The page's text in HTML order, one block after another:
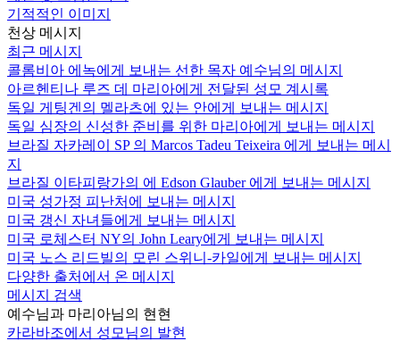
기적적인 이미지
천상 메시지
최근 메시지
콜롬비아 에녹에게 보내는 선한 목자 예수님의 메시지
아르헨티나 루즈 데 마리아에게 전달된 성모 계시록
독일 게팅겐의 멜라츠에 있는 안에게 보내는 메시지
독일 심장의 신성한 준비를 위한 마리아에게 보내는 메시지
브라질 자카레이 SP 의 Marcos Tadeu Teixeira 에게 보내는 메시
지
브라질 이타피랑가의 에 Edson Glauber 에게 보내는 메시지
미국 성가정 피난처에 보내는 메시지
미국 갱신 자녀들에게 보내는 메시지
미국 로체스터 NY의 John Leary에게 보내는 메시지
미국 노스 리드빌의 모린 스위니-카일에게 보내는 메시지
다양한 출처에서 온 메시지
메시지 검색
예수님과 마리아님의 현현
카라바조에서 성모님의 발현